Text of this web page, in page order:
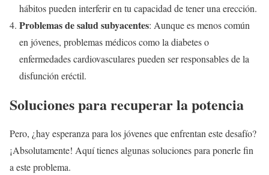
hábitos pueden interferir en tu capacidad de tener una erección.
Problemas de salud subyacentes: Aunque es menos común
en jóvenes, problemas médicos como la diabetes o
enfermedades cardiovasculares pueden ser responsables de la
disfunción eréctil.
Soluciones para recuperar la potencia
Pero, ¿hay esperanza para los jóvenes que enfrentan este desafío?
¡Absolutamente! Aquí tienes algunas soluciones para ponerle fin
a este problema.